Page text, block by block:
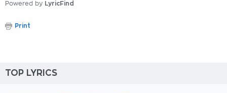
Powered by LyricFind
Print
TOP LYRICS